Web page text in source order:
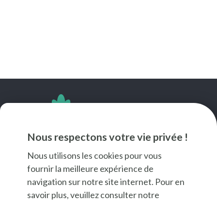
Nous respectons votre vie privée !
Nous utilisons les cookies pour vous
fournir la meilleure expérience de
navigation sur notre site internet. Pour en
savoir plus, veuillez consulter notre